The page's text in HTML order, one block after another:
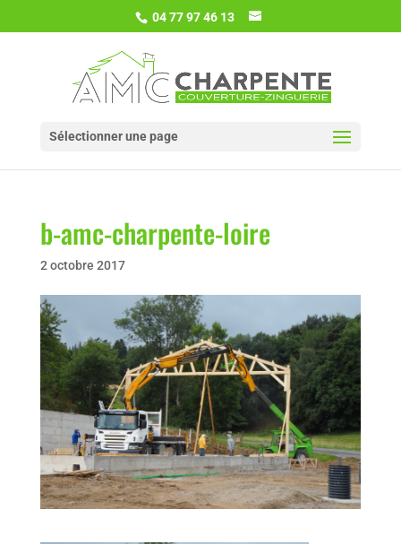
04 77 97 46 13
Sélectionner une page
b-amc-charpente-loire
2 octobre 2017